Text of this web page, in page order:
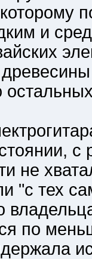
и
не
"с тех
по